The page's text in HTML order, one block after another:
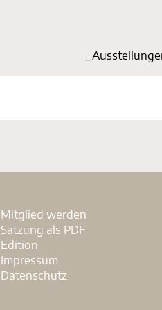
_Mitglied werden
_Satzung als PDF
_Edition
_Impressum
_Datenschutz